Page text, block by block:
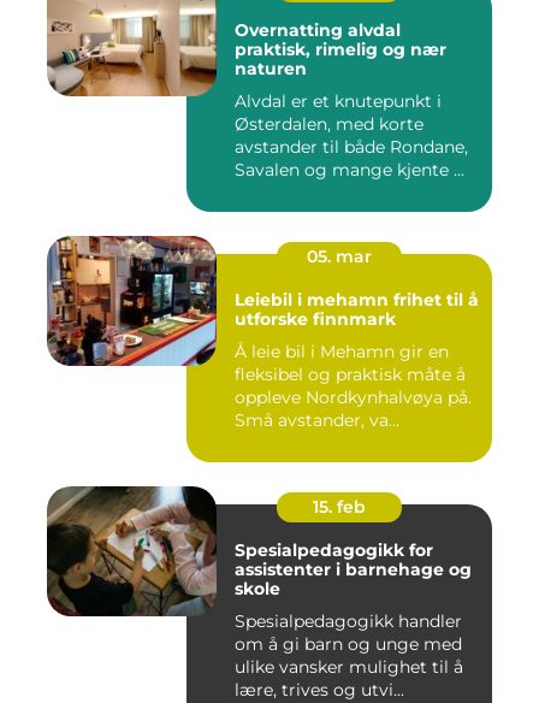
Overnatting alvdal
praktisk, rimelig og nær
naturen
Alvdal er et knutepunkt i
Østerdalen, med korte
avstander til både Rondane,
Savalen og mange kjente ...
05. mar
Leiebil i mehamn frihet til å
utforske finnmark
Å leie bil i Mehamn gir en
fleksibel og praktisk måte å
oppleve Nordkynhalvøya på.
Små avstander, va...
15. feb
Spesialpedagogikk for
assistenter i barnehage og
skole
Spesialpedagogikk handler
om å gi barn og unge med
ulike vansker mulighet til å
lære, trives og utvi...